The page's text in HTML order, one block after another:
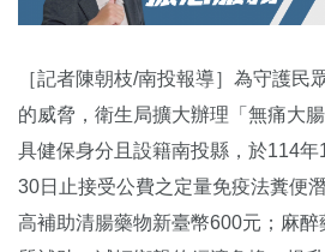
［記者陳朝枝/南投報導］為守護民
的威脅，衛生局擴大辦理「無痛大
具健保身分且設籍南投縣，於114年
30日止接受公費之定量免疫法糞便
高補助清腸藥物新臺幣600元；麻